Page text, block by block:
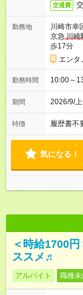
交通費
勤務地
川崎市幸
京急 川崎
歩17分
エンタ
勤務時間 10:00～
期間 2026/9/
特徴 履歴書不
気になる！
＜時給1700
ススメ♬
アルバイト 職種